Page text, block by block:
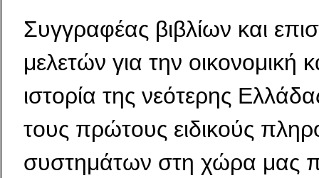
Συγγραφέας βιβλίων και
μελετών για την οικονομική
ιστορία της νεότερης
τους πρώτους ειδικούς
συστημάτων στη χώρα μας